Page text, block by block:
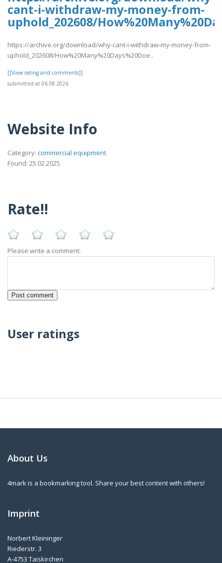
cant-i-withdraw-my-money-from-
uphold_202608/
https://archive.org/download/why-cant-i-withdraw-my-money-from-
uphold_202608/How%20Many%20Days%20Doe..
[[View rating and comments]]
submitted at 06.08.2026
Website Info
Category: commercial equipment
Found: 25.02.2025
Rate!!
Please write a comment:
User ratings
About Us
4mark is a bookmarking tool. Share your best content with others!
Imprint
Norbert Kleininger
Riederstr. 3
A-4753 Taiskirchen